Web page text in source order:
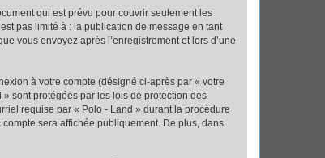
qui est prévu pour couvrir seulement les
pas limité à : la publication de message en tant
vous envoyez après l’enregistrement et lors d’une
à votre compte (désigné ci-après par « votre
sont protégées par les lois de protection des
requise par « Polo - Land » durant la procédure
sera affichée publiquement. De plus, dans